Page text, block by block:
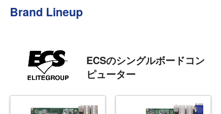
Brand Lineup
ECSのシングルボードコン
ピューター